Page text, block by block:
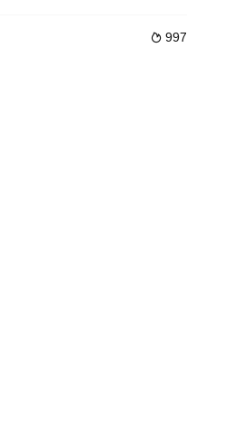
门，一系列的麻
传说中的伊凡雷帝图书馆是存在的！
人也惨遭杀
 997